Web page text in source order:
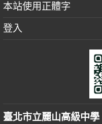
本站使用正體字
登入
臺北市立麗山高級中學